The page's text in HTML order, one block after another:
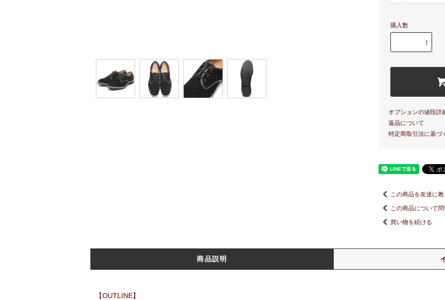
購入数
オプションの値段詳
返品について
特定商取引法に基づ
この商品を友達に教
この商品について
買い物を続ける
商品説明
【OUTLINE】